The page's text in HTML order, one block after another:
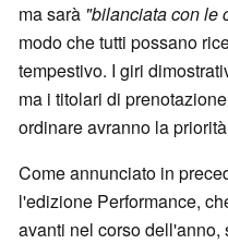
ma sarà "bilanciata con le
modo che tutti possano
tempestivo. I giri
ma i titolari di
ordinare avranno la
Come annunciato in
l'edizione Performance,
avanti nel corso